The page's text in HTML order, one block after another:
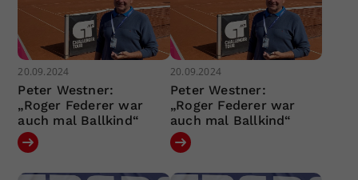
20.09.2024
Peter Westner:
„Roger Federer war
auch mal Ballkind“
20.09.2024
Peter Westner:
„Roger Federer war
auch mal Ballkind“